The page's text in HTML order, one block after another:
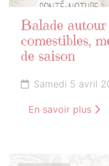
Balade autour
comestibles,
de saison
Samedi 5 avril
En savoir plus